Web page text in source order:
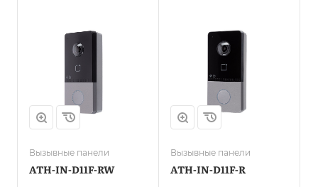
Вызывные панели
ATH-IN-D11F-RW
Вызывные панели
ATH-IN-D11F-R